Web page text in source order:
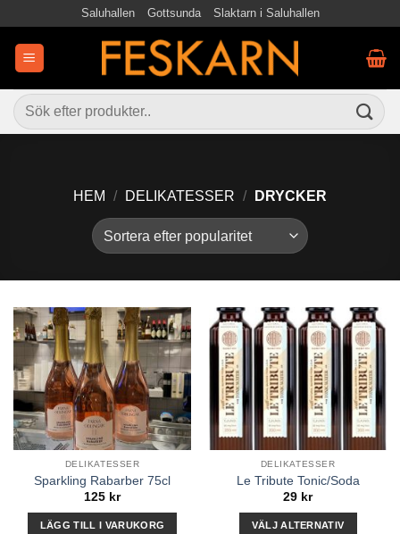
content
Saluhallen Gottsunda Slaktarn i Saluhallen
Sök
efter:
HEM / DELIKATESSER / DRYCKER
DELIKATESSER
Sparkling Rabarber 75cl
125 kr
LÄGG TILL I VARUKORG
DELIKATESSER
Le Tribute Tonic/Soda
29 kr
VÄLJ ALTERNATIV